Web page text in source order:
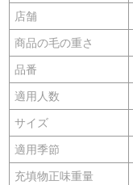
店舗
商品の毛の重さ
品番
適用人数
サイズ
適用季節
充填物正味重量